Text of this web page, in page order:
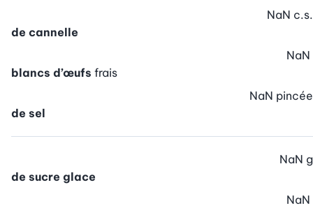
de cannelle
NaN c.s.
blancs d’œufs frais
NaN
de sel
NaN pincée
de sucre glace
NaN g
NaN